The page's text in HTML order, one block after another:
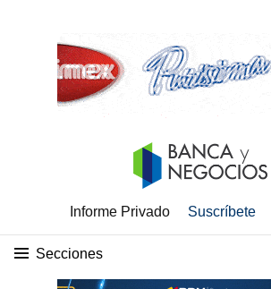
Informe Privado Suscríbete
Secciones